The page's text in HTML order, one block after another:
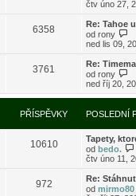
ě
e
o
l
d
í
ř
í
s
p
ě
v
e
k
čtv úno 27,
6358
Re: Tahoe
od rony
o
r
z
i
t
p
o
s
l
e
d
í
p
ned lis 09,
3761
Re:
od rony
o
r
a
z
i
t
p
o
l
e
ned říj 20,
PŘÍSPĚVKY POSLEDNÍ
10610
Tapety,
od bedo.
čtv úno 11,
972
Re:
od mirmo80